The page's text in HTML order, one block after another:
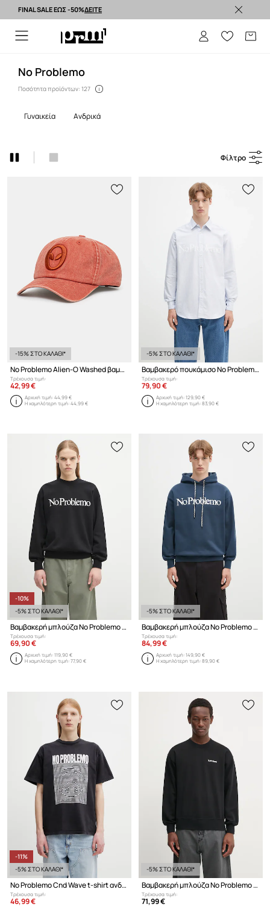
FINAL SALE ΕΩΣ -50%ΔΕΙΤΕ
No Problemo
Ποσότητα προϊόντων: 127
γυναικεία ανδρικά
Φίλτρο
-15% ΣΤΟ ΚΑΛΑΘΙ*
No Problemo Alien-O Washed βαμβακερό καπέλο μπέιζμπολ
Τρέχουσα τιμή:
42,99 €
Αρχική τιμή:44,99 €
Η χαμηλότερη τιμή:44,99 €
-5% ΣΤΟ ΚΑΛΑΘΙ*
Βαμβακερό πουκάμισο No Problemo No Problemo LS Stripe Shirt
Τρέχουσα τιμή:
79,90 €
Αρχική τιμή:129,90 €
Η χαμηλότερη τιμή:83,90 €
-10%
-5% ΣΤΟ ΚΑΛΑΘΙ*
Βαμβακερή μπλούζα No Problemo No Problemo Sweatshirt
Τρέχουσα τιμή:
69,90 €
Αρχική τιμή:119,90 €
Η χαμηλότερη τιμή:77,90 €
-5% ΣΤΟ ΚΑΛΑΘΙ*
Βαμβακερή μπλούζα No Problemo No Problemo Hoodie
Τρέχουσα τιμή:
84,99 €
Αρχική τιμή:149,90 €
Η χαμηλότερη τιμή:89,90 €
-11%
-5% ΣΤΟ ΚΑΛΑΘΙ*
No Problemo Cnd Wave t-shirt ανδρικό βαμβακερό
Τρέχουσα τιμή:
46,99 €
-5% ΣΤΟ ΚΑΛΑΘΙ*
Βαμβακερή μπλούζα No Problemo Mini Problemo Crew Neck Sweat
Τρέχουσα τιμή:
71,99 €